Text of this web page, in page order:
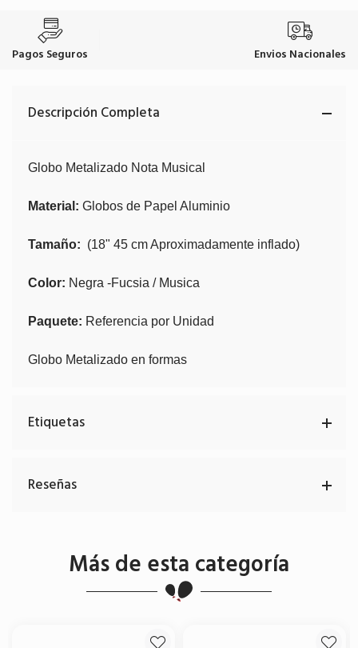
Pagos Seguros Envios Nacionales
Descripción Completa
Globo Metalizado Nota Musical
Material: Globos de Papel Aluminio
Tamaño: (18" 45 cm Aproximadamente inflado)
Color: Negra -Fucsia / Musica
Paquete: Referencia por Unidad
Globo Metalizado en formas
Etiquetas
Reseñas
Más de esta categoría